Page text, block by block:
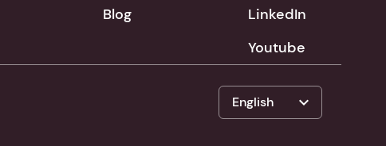
Blog
LinkedIn
Youtube
English expand_more